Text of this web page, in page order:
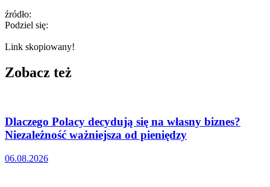
źródło:
Podziel się:
Link skopiowany!
Zobacz też
Dlaczego Polacy decydują się na własny biznes?
Niezależność ważniejsza od pieniędzy
06.08.2026